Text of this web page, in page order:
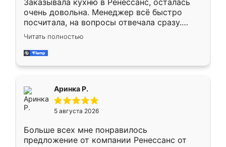
Заказывала кухню в Ренессанс, осталась
очень довольна. Менеджер всё быстро
посчитала, на вопросы отвечала сразу.
Замерщик приехал в субботу, подошёл к
делу со всей ответственностью. Собрали
за день, ребята работали аккуратно, даже
Читать полностью
Аринка Р.
5 августа 2026
Больше всех мне понравилось
предложение от компании Ренессанс от